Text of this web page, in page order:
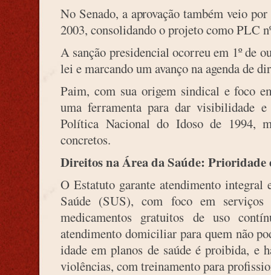
No Senado, a aprovação também veio
2003, consolidando o projeto como PLC
A sanção presidencial ocorreu em 1º de
lei e marcando um avanço na agenda de
Paim, com sua origem sindical e foco
uma ferramenta para dar visibilidade
Política Nacional do Idoso de 1994,
concretos.
Direitos na Área da Saúde: Prioridade
O Estatuto garante atendimento
Saúde (SUS), com foco em
medicamentos gratuitos de uso
atendimento domiciliar para quem não
idade em planos de saúde é proibida, e
violências, com treinamento para